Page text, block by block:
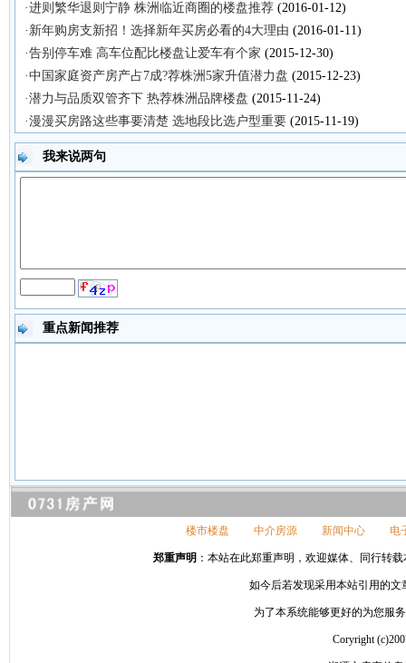
·进则繁华退则宁静 株洲临近商圈的楼盘推荐 (2016-01-12)
·新年购房支新招！选择新年买房必看的4大理由 (2016-01-11)
·告别停车难 高车位配比楼盘让爱车有个家 (2015-12-30)
·中国家庭资产房产占7成?荐株洲5家升值潜力盘 (2015-12-23)
·潜力与品质双管齐下 热荐株洲品牌楼盘 (2015-11-24)
·漫漫买房路这些事要清楚 选地段比选户型重要 (2015-11-19)
我来说两句
重点新闻推荐
楼市楼盘 中介房源 新闻中心 电
郑重声明 ：本站在此郑重声明，欢迎媒体、同行转
如今后若发现采用本站引用的
为了本系统能够更好的为您服
Coryright